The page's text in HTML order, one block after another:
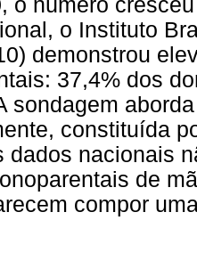
o número
o Instituto
demonstrou
37,4% dos
sondagem
constituída
dados nacionais
de
compor